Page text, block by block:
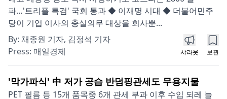
파…'트리플 특검' 국회 통과 ◆ 이재명 시대 ◆ 더불어민주
당이 기업 이사의 충실의무 대상을 회사뿐...
By: 채종원 기자, 김정석 기자
Press: 매일경제 샤라웃 보관
'막가파식' 中 저가 공습 반덤핑관세도 무용지물
PET 필름 등 15개 품목중 6개 관세 부과 이후 수입 되레 늘